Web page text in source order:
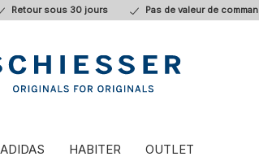
Retour sous 30 jours Pas de valeur de
ADIDAS HABITER OUTLET